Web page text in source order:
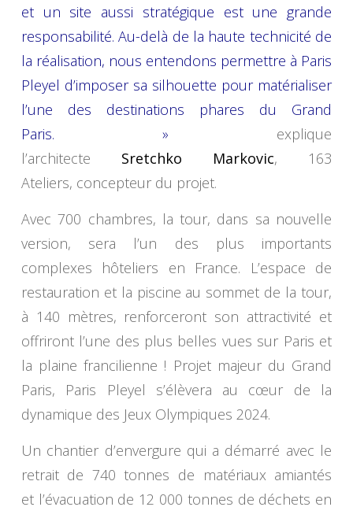
et un site aussi stratégique est une grande
responsabilité. Au-delà de la haute technicité de
la réalisation, nous entendons permettre à Paris
Pleyel d’imposer sa silhouette pour matérialiser
l’une des destinations phares du Grand
Paris. » explique
l’architecte Sretchko Markovic, 163
Ateliers, concepteur du projet.
Avec 700 chambres, la tour, dans sa nouvelle
version, sera l’un des plus importants
complexes hôteliers en France. L’espace de
restauration et la piscine au sommet de la tour,
à 140 mètres, renforceront son attractivité et
offriront l’une des plus belles vues sur Paris et
la plaine francilienne ! Projet majeur du Grand
Paris, Paris Pleyel s’élèvera au cœur de la
dynamique des Jeux Olympiques 2024.
Un chantier d’envergure qui a démarré avec le
retrait de 740 tonnes de matériaux amiantés
et l’évacuation de 12 000 tonnes de déchets en